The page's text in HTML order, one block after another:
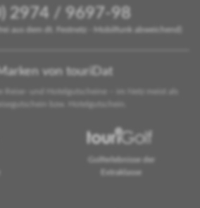
2974 / 9697-98
aus dem dt. Festnetz - Mobilfunk abweichend)
von touriDat
Reise- und Hotelgutscheine – im Netz meist als
bzw. Hotelgutschein.
Golferlebnisse der
Extraklasse